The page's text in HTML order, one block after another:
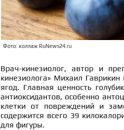
Фото: коллаж RuNews24.ru
Врач-кинезиолог, автор и
кинезиолога» Михаил
ягод. Главная ценность
антиоксидантов, особенно
клетки от повреждений и
содержится всего 39
для фигуры.